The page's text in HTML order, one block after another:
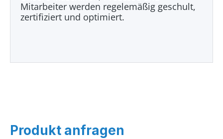
Mitarbeiter werden regelemäßig geschult,
zertifiziert und optimiert.
Produkt anfragen